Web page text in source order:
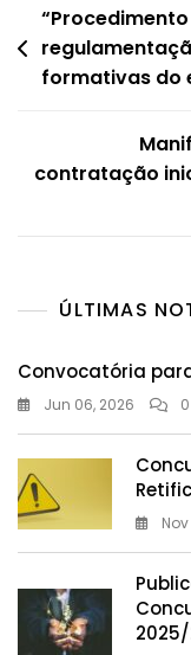
Navegação
de
artigos
formativas do
contratação
ÚLTIMAS
Convocatória
Jun 06, 2026 0
Nov